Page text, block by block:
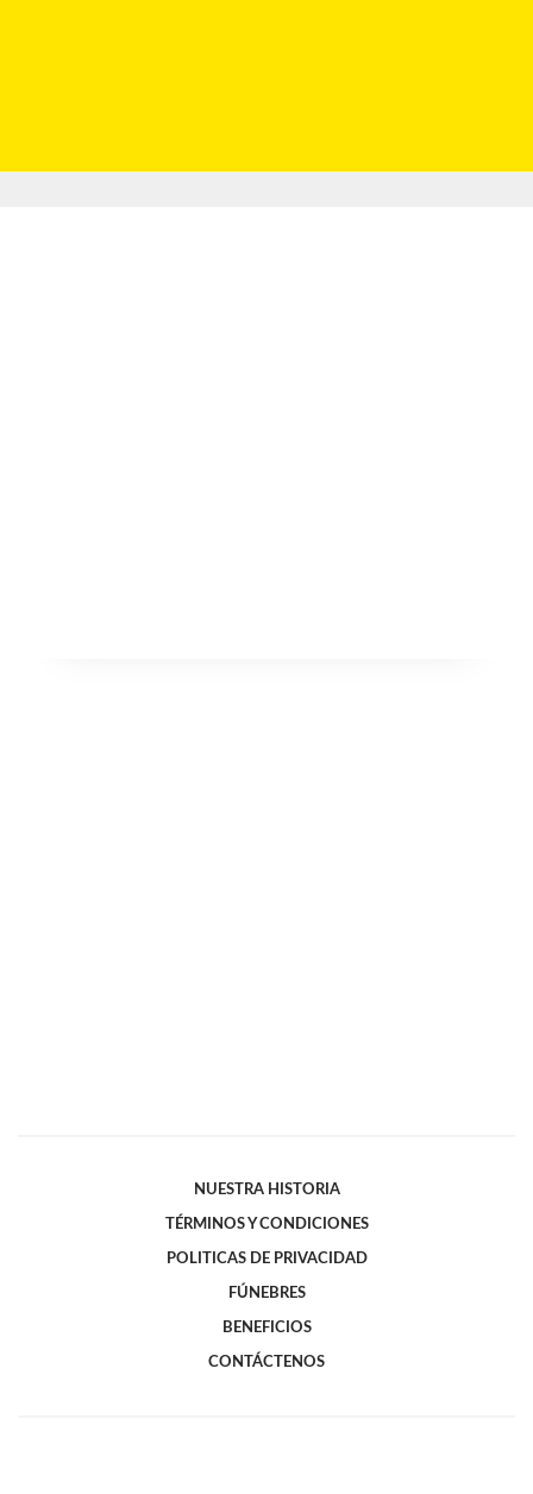
NUESTRA HISTORIA
TÉRMINOS Y CONDICIONES
POLITICAS DE PRIVACIDAD
FÚNEBRES
BENEFICIOS
CONTÁCTENOS